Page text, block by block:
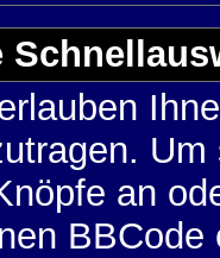
an
BBCode